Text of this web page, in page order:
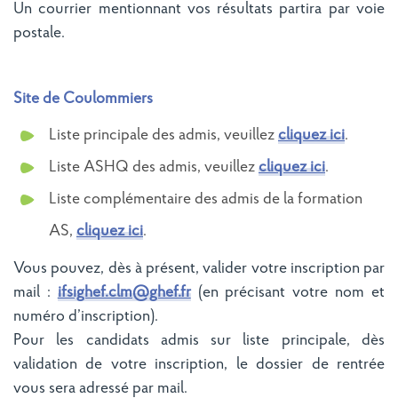
Un courrier mentionnant vos résultats partira par voie
postale.
Site de Coulommiers
Liste principale des admis, veuillez cliquez ici.
Liste ASHQ des admis, veuillez cliquez ici.
Liste complémentaire des admis de la formation
AS, cliquez ici.
Vous pouvez, dès à présent, valider votre inscription par
mail : ifsighef.clm@ghef.fr (en précisant votre nom et
numéro d’inscription).
Pour les candidats admis sur liste principale, dès
validation de votre inscription, le dossier de rentrée
vous sera adressé par mail.